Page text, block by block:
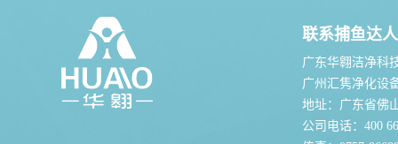
联系捕鱼达人
广东华翱洁净科
广州汇隽净化设
地址：广东省佛
公司电话：400